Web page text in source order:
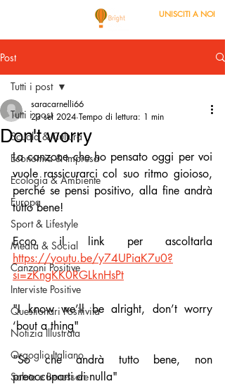
UNISCITI A NOI
Post
Tutti i post
Scuola & Cultura
Economia & Impresa
Ecologia & Ambiente
Europa
Sport & Lifestyle
Media & Social
Canzoni Positive
Interviste Positive
Questionari Positività
Notizia Illustrata
Orgoglio Italiano
Salute e Benessere
Tutti i post
Don't worry
saracarnelli66
23 set 2024 Tempo di lettura: 1 min
La canzone che ho pensato oggi per voi
vuole rassicurarci col suo ritmo gioioso,
perché se pensi positivo, alla fine andrà
tutto bene!
https://youtu.be/y74UPiaK7u0?
si=zKngKK0RGLknHsPt
"I know we’ll be alright, don’t worry
‘bout a thing"
"So che andrà tutto bene, non
preoccuparti di nulla"